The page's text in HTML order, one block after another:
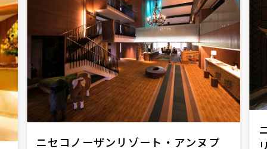
ニセコノーザンリゾート・アンヌプ